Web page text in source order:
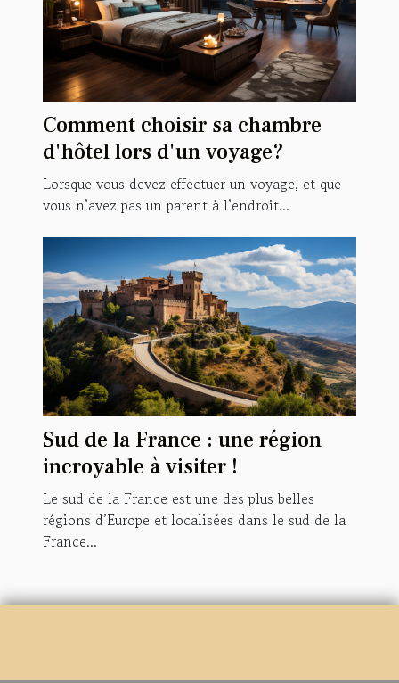
Comment choisir sa chambre
d'hôtel lors d'un voyage?
Lorsque vous devez effectuer un voyage, et que
vous n’avez pas un parent à l’endroit...
Sud de la France : une région
incroyable à visiter !
Le sud de la France est une des plus belles
régions d’Europe et localisées dans le sud de la
France...